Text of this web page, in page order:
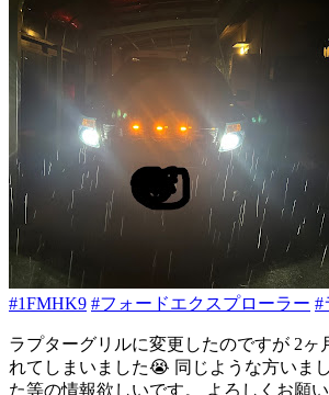
#1FMHK9 #フォードエクスプローラー #
ラプターグリルに変更したのですが 2ヶ
れてしまいました😭 同じような方いま
た等の情報欲しいです。 よろしくお願